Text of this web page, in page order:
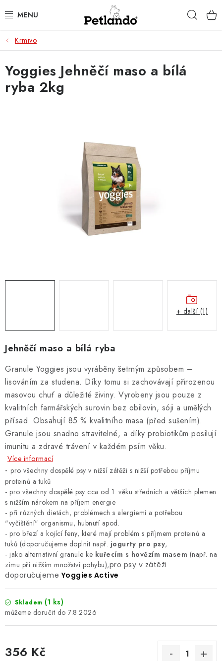
na
PRO PSY
PRO KOČKY
PRO PÁNÍČKY
REGISTROVAT
Obchodní podmínky
Doprava a platba
Krmivo
Jehněčí maso a bílá ryba
Granule Yoggies jsou vyráběny šetrným způsobem –
lisováním za studena. Díky tomu si zachovávají přirozenou
masovou chuť a důležité živiny. Vyrobeny jsou pouze z
kvalitních farmářských surovin bez obilovin, sóji a umělých
přísad. Obsahují 85 % kvalitního masa (před sušením).
Granule jsou snadno stravitelné, a díky probiotikům posilují
imunitu a zdravé trávení v každém psím věku.
Více informací
- pro všechny dospělé psy v nižší zátěži s nižší potřebou příjmu
proteinů a tuků
- pro všechny dospělé psy cca od 1. věku středních a větších plemen
s nižším nárokem na příjem energie
- při různých dietách, problémech s alergiemi a potřebou
"vyčištění" organismu, hubnutí apod.
- pro březí a kojící feny, které mají problém s příjmem proteinů a
tuků (doporučujeme doplnit např. jogurty pro psy,
- jako alternativní granule ke kuřecím s hovězím masem (např. na
zimu při nižším množství pohybu),pro psy v zátěži
doporučujemeYoggies Active
Skladem (1 ks)
7.8.2026
356 Kč
Yoggies Jehněčí maso a bílá
ryba 2kg
+ další (1)